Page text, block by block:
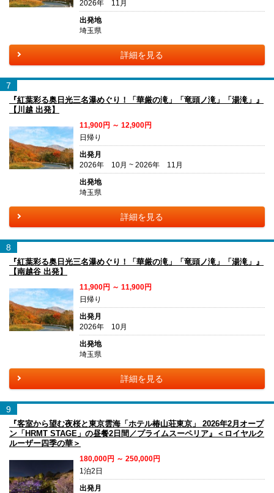
2026年 11月
出発地
埼玉県
詳細を見る
7
『紅葉彩る奥日光三名瀑めぐり！「華厳の滝」「竜頭ノ滝」「湯滝」』
【川越 出発】
11,900円 ～ 12,900円
日帰り
出発月
2026年 10月 ~ 2026年 11月
出発地
埼玉県
詳細を見る
8
『紅葉彩る奥日光三名瀑めぐり！「華厳の滝」「竜頭ノ滝」「湯滝」』
【南越谷 出発】
11,900円 ～ 11,900円
日帰り
出発月
2026年 10月
出発地
埼玉県
詳細を見る
9
『客室から望む夜桜と東京雲海「ホテル椿山荘東京」 2026年2月オープ
ン「HRMT STAGE」の昼餐2日間／プライムスーペリア』＜ロイヤルク
ルーザー四季の華＞
180,000円 ～ 250,000円
1泊2日
出発月